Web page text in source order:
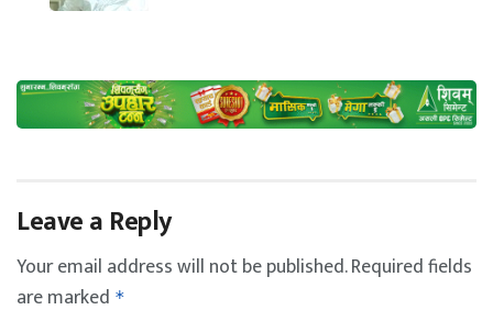
Leave a Reply
Your email address will not be published.Required fields
are marked *